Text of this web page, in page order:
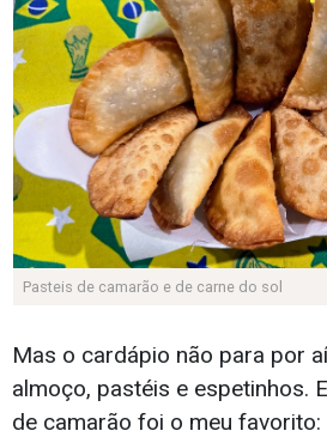
Pasteis de camarão e de carne do sol
Mas o cardápio não para por
almoço, pastéis e espetinhos.
de camarão foi o meu